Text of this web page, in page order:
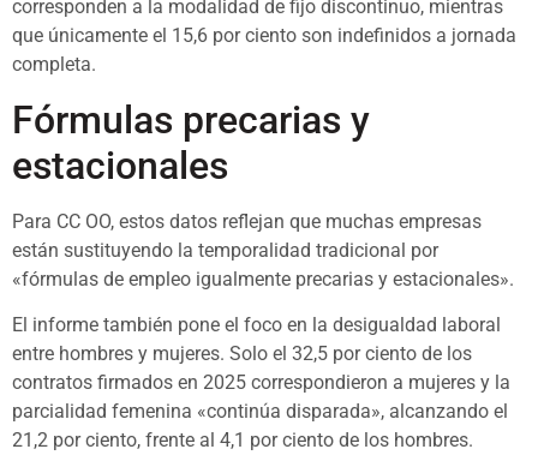
corresponden a la modalidad de fijo discontinuo, mientras
que únicamente el 15,6 por ciento son indefinidos a jornada
completa.
Fórmulas precarias y
estacionales
Para CC OO, estos datos reflejan que muchas empresas
están sustituyendo la temporalidad tradicional por
«fórmulas de empleo igualmente precarias y estacionales».
El informe también pone el foco en la desigualdad laboral
entre hombres y mujeres. Solo el 32,5 por ciento de los
contratos firmados en 2025 correspondieron a mujeres y la
parcialidad femenina «continúa disparada», alcanzando el
21,2 por ciento, frente al 4,1 por ciento de los hombres.